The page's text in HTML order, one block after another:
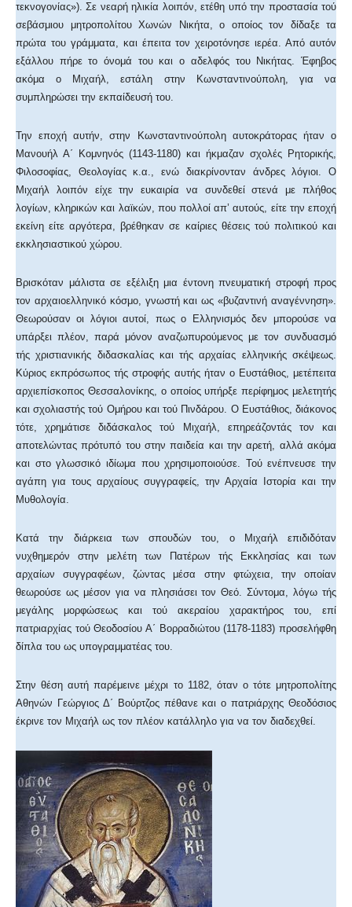
τεκνογονίας»). Σε νεαρή ηλικία λοιπόν, ετέθη υπό την προστασία τού
σεβάσμιου μητροπολίτου Χωνών Νικήτα, ο οποίος τον δίδαξε τα
πρώτα του γράμματα, και έπειτα τον χειροτόνησε ιερέα. Από αυτόν
εξάλλου πήρε το όνομά του και ο αδελφός του Νικήτας. Έφηβος
ακόμα ο Μιχαήλ, εστάλη στην Κωνσταντινούπολη, για να
συμπληρώσει την εκπαίδευσή του.
Την εποχή αυτήν, στην Κωνσταντινούπολη αυτοκράτορας ήταν ο
Μανουήλ Α΄ Κομνηνός (1143-1180) και ήκμαζαν σχολές Ρητορικής,
Φιλοσοφίας, Θεολογίας κ.α., ενώ διακρίνονταν άνδρες λόγιοι. Ο
Μιχαήλ λοιπόν είχε την ευκαιρία να συνδεθεί στενά με πλήθος
λογίων, κληρικών και λαϊκών, που πολλοί απ’ αυτούς, είτε την εποχή
εκείνη είτε αργότερα, βρέθηκαν σε καίριες θέσεις τού πολιτικού και
εκκλησιαστικού χώρου.
Βρισκόταν μάλιστα σε εξέλιξη μια έντονη πνευματική στροφή προς
τον αρχαιοελληνικό κόσμο, γνωστή και ως «βυζαντινή αναγέννηση».
Θεωρούσαν οι λόγιοι αυτοί, πως ο Ελληνισμός δεν μπορούσε να
υπάρξει πλέον, παρά μόνον αναζωπυρούμενος με τον συνδυασμό
τής χριστιανικής διδασκαλίας και τής αρχαίας ελληνικής σκέψεως.
Κύριος εκπρόσωπος τής στροφής αυτής ήταν ο Ευστάθιος, μετέπειτα
αρχιεπίσκοπος Θεσσαλονίκης, ο οποίος υπήρξε περίφημος μελετητής
και σχολιαστής τού Ομήρου και τού Πινδάρου. Ο Ευστάθιος, διάκονος
τότε, χρημάτισε διδάσκαλος τού Μιχαήλ, επηρεάζοντάς τον και
αποτελώντας πρότυπό του στην παιδεία και την αρετή, αλλά ακόμα
και στο γλωσσικό ιδίωμα που χρησιμοποιούσε. Τού ενέπνευσε την
αγάπη για τους αρχαίους συγγραφείς, την Αρχαία Ιστορία και την
Μυθολογία.
Κατά την διάρκεια των σπουδών του, ο Μιχαήλ επιδιδόταν
νυχθημερόν στην μελέτη των Πατέρων τής Εκκλησίας και των
αρχαίων συγγραφέων, ζώντας μέσα στην φτώχεια, την οποίαν
θεωρούσε ως μέσον για να πλησιάσει τον Θεό. Σύντομα, λόγω τής
μεγάλης μορφώσεως και τού ακεραίου χαρακτήρος του, επί
πατριαρχίας τού Θεοδοσίου Α΄ Βορραδιώτου (1178-1183) προσελήφθη
δίπλα του ως υπογραμματέας του.
Στην θέση αυτή παρέμεινε μέχρι το 1182, όταν ο τότε μητροπολίτης
Αθηνών Γεώργιος Δ΄ Βούρτζος πέθανε και ο πατριάρχης Θεοδόσιος
έκρινε τον Μιχαήλ ως τον πλέον κατάλληλο για να τον διαδεχθεί.